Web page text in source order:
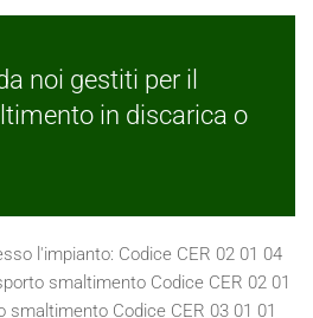
noi gestiti per il
in discarica o
01 11* imballaggi metallici contenenti matrici solide porose pericolose (ad esempio amianto), compresi i contenitori a pressione vuoti trasporto smaltimento Codice CER 15 02 02* assorbenti, materiali filtranti (inclusi filtri dell'olio non specificati altrimenti), stracci e indumenti protettivi, contaminati da sostanze pericolose) trasporto smaltimento Codice CER 15 02 03 assorbenti, materiali filtranti , stracci e indumenti protettivi, diversi da quelli di cui alla voce 150202* trasporto smaltimento Codice CER 16 01 03 pneumatici fuori uso trasporto smaltimento Codice CER 16 01 06 veicoli fuori uso, non contenenti liquidi né altre componenti pericolose trasporto smaltimento Codice CER 16 01 07* filtri dell'olio trasporto smaltimento Codice CER 16 01 12 pastiglie per freni, diverse da quelle di cui alla voce 160111 trasporto smaltimento Codice CER 16 01 15 liquidi antigelo diversi da quelli di cui alla voce 160114* trasporto smaltimento Codice CER 16 01 16 serbatoi per gas liquido trasporto smaltimento Codice CER 16 01 17 metalli ferrosi trasporto smaltimento Codice CER 16 01 18 metalli non ferrosi trasporto smaltimento Codice CER 16 01 19 plastica trasporto smaltimento Codice CER 16 01 20 vetro trasporto smaltimento Codice CER 16 01 22 componenti non specificati altrimenti trasporto smaltimento Codice CER 16 02 11 * apparecchiature fuori uso, contenenti clorofluorocarburi, HCFC, HFC trasporto smaltimento Codice CER 16 02 13 * apparecchiature fuori uso, contenenti componenti pericolosi diversi da quelli di cui alle voci 160209 e 160212 trasporto smaltimento Codice CER 16 02 14 apparecchiature fuori uso, diverse da quelle di cui alle voci da 160209 a 160213 trasporto smaltimento Codice CER 16 02 15 * componenti pericolosi rimossi da apparecchiature fuori uso trasporto smaltimento Codice CER 16 02 16 componenti rimossi da apparecchiature fuori uso, diversi da quelli di cui alla voce 160215 trasporto smaltimento Codice CER 16 06 01 * batterie al piombo trasporto smaltimento Codice CER 17 01 06 * miscugli o scorie di cemento, mattoni, mattonelle e cercamiche, diverse da quelle di cui alla voce 170106 trasporto smaltimento Codice CER 17 01 07 miscugli di cemento, mattoni, mattonelle e ceramiche, diversi da quelli di cui alla voce 170106 trasporto smaltimento Codice CER 17 02 01 legno trasporto smaltimento Codice CER 17 02 02 vetro trasporto smaltimento Codice CER 17 02 03 plastica trasporto smaltimento Codice CER 17 02 04 * vetro, plastica e legno contenenti sostanze pericolose o da esse contaminati trasporto smaltimento Codice CER 17 04 01 rame, bronzo, ottone trasporto smaltimento Codice CER 17 04 02 alluminio trasporto smaltimento Codice CER 17 04 03 piombo trasporto smaltimento Codice CER 17 04 04 zinco trasporto smaltimento Codice CER 17 04 05 ferro e acciaio trasporto smaltimento Codice CER 17 04 06 stagno trasporto smaltimento Codice CER 17 04 07 metalli misti trasporto smaltimento Codice CER 17 04 09* rifiuti metallici contaminati da sostanze pericolose trasporto smaltimento Codice CER 17 04 10* cavi, impregnati di olio, di catrame di carbone o di altre sostanze pericolose trasporto smaltimento Codice CER 17 04 11 cavi, diversi da quelli di cui alla voce 170410 trasporto smaltimento Codice CER 17 06 03 * altri materiali isolanti contenenti o costituiti da sostanze pericolose trasporto smaltimento Codice CER 17 06 04 materiali isolanti diversi da quelli di cui alle voci 170601 e 170603 trasporto smaltimento Codice CER 17 06 05* materiali da costruzione contenenti amianto trasporto smaltimento Codice CER 17 08 01* materiali da costruzione a base di gesso contaminati da sostanze pericolose trasporto smaltimento Codice CER 17 08 02 materiali da costruzione a base di gesso diversi da quelli di cui alla voce 170801 trasporto smaltimento Codice CER 17 09 03* altri rifiuti dell'attività di costruzione e demolizione (compresi rifiuti misti) contenenti sostanze pericolose trasporto smaltimento Codice CER 17 09 04 rifiuti misti dell'attività di costruzione e demolizione, diversi da quelli di cui alle voci 170901, 170902 e 170903 trasporto smaltimento Codice CER 19 01 02 materiali ferrosi estratti da ceneri pesanti trasporto smaltimento Codice CER 19 10 01 rifiuti di ferro e acciaio trasporto smaltimento Codice CER 19 10 02 rifiuti di metalli non ferrosi trasporto smaltimento Codice CER 19 12 01 carta e cartone trasporto smaltimento Codice CER 19 12 03 metalli non ferrosi trasporto smaltimento Codice CER 19 12 04 plastica e gomma trasporto smaltimento Codice CER 19 12 05 vetro trasporto smaltimento Codice CER 19 12 07 legno diverso da quello di cui alla voce 191206 trasporto smaltimento Codice CER 19 12 08 prodotti tessili trasporto smaltimento Codice CER 20 01 01 carta e cartone trasporto smaltimento Codice CER 20 01 02 vetro trasporto smaltimento Codice CER 20 01 11 prodotti tessili trasporto smaltimento Codice CER 20 01 23* apparecchiature fuori uso contenenti clorofluorocarburi trasporto smaltimento Codice CER 20 01 27* vernici, inchiostri, adesivi e resine contenenti sostanze pericolose trasporto smaltimento Codice CER 20 01 28 vernici, inchiostri, adesivi e resine diversi da quelli di cui alla voce 20 01 27 trasporto smaltimento Codice CER 20 01 35* apparecchiature elettriche ed elettroniche fuori uso, diverse da quelle di cui alle voci 200121 e 200123, contenenti componenti pericolose trasporto smaltim